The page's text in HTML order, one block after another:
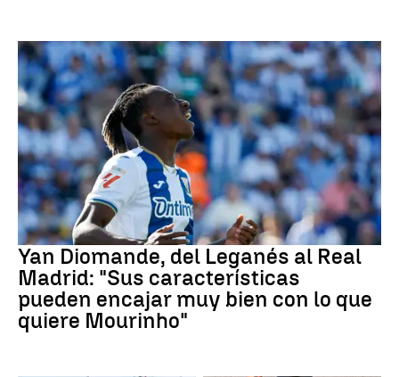
Real Madrid
Yan Diomande, del Leganés al Real
Madrid: "Sus características
pueden encajar muy bien con lo que
quiere Mourinho"